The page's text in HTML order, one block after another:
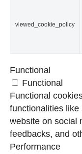
viewed_cookie_policy
Functional
Functional
Functional
functionalities
website on social
feedbacks, and
Performance